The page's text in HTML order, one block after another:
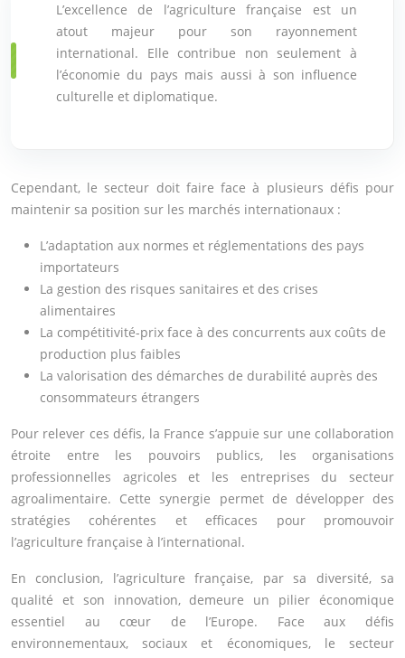
L’excellence de l’agriculture française est un
atout majeur pour son rayonnement
international. Elle contribue non seulement à
l’économie du pays mais aussi à son influence
culturelle et diplomatique.
Cependant, le secteur doit faire face à plusieurs défis pour
maintenir sa position sur les marchés internationaux :
L’adaptation aux normes et réglementations des pays
importateurs
La gestion des risques sanitaires et des crises
alimentaires
La compétitivité-prix face à des concurrents aux coûts de
production plus faibles
La valorisation des démarches de durabilité auprès des
consommateurs étrangers
Pour relever ces défis, la France s’appuie sur une collaboration
étroite entre les pouvoirs publics, les organisations
professionnelles agricoles et les entreprises du secteur
agroalimentaire. Cette synergie permet de développer des
stratégies cohérentes et efficaces pour promouvoir
l’agriculture française à l’international.
En conclusion, l’agriculture française, par sa diversité, sa
qualité et son innovation, demeure un pilier économique
essentiel au cœur de l’Europe. Face aux défis
environnementaux, sociaux et économiques, le secteur